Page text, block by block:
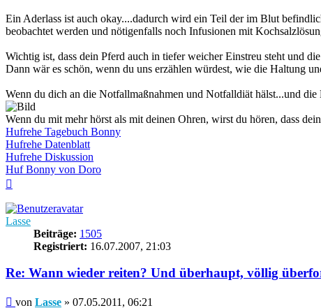
Ein Aderlass ist auch okay....dadurch wird ein Teil der im Blut
beobachtet werden und nötigenfalls noch Infusionen mit
Wichtig ist, dass dein Pferd auch in tiefer weicher Einstreu steht und
Dann wär es schön, wenn du uns erzählen würdest, wie die Haltung
Wenn du dich an die Notfallmaßnahmen und Notfalldiät hälst...und
Wenn du mit mehr hörst als mit deinen Ohren, wirst du hören, dass
Hufrehe Tagebuch Bonny
Hufrehe Datenblatt
Hufrehe Diskussion
Huf Bonny von Doro
Lasse
Beiträge: 1505
Registriert: 16.07.2007, 21:03
Re: Wann wieder reiten? Und überhaupt, völlig
Beitrag
von Lasse » 07.05.2011, 06:21